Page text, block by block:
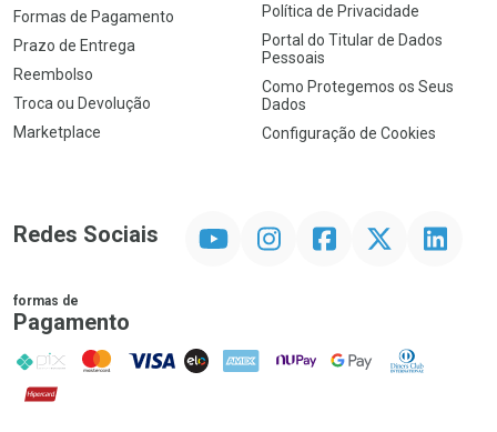
Formas de Pagamento
Prazo de Entrega
Reembolso
Troca ou Devolução
Marketplace
Política de Privacidade
Portal do Titular de Dados
Pessoais
Como Protegemos os Seus
Dados
Configuração de Cookies
Redes Sociais InstagramFacebookTwitter Linkedin
formas de
Pagamento
PIX MasterCard
VISA ELO AMEX NuPay Google PayDiners Club
Hipercard